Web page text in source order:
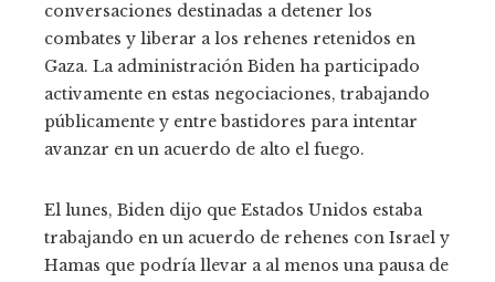
conversaciones destinadas a detener los
combates y liberar a los rehenes retenidos en
Gaza. La administración Biden ha participado
activamente en estas negociaciones, trabajando
públicamente y entre bastidores para intentar
avanzar en un acuerdo de alto el fuego.
El lunes, Biden dijo que Estados Unidos estaba
trabajando en un acuerdo de rehenes con Israel y
Hamas que podría llevar a al menos una pausa de